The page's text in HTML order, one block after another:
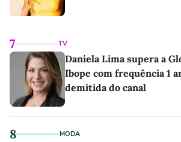
7 TV
Daniela Lima supera a
Ibope com frequência 1
demitida do canal
8 MODA